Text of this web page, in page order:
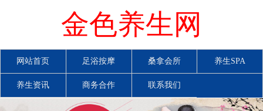
金色养生网
网站首页 足浴按摩 桑拿会所 养生SPA
养生资讯 商务合作 联系我们